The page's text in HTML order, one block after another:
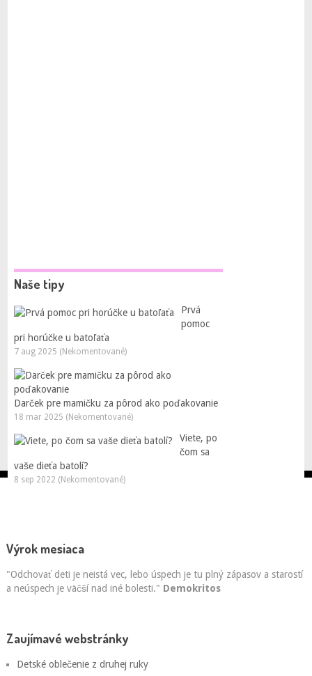
Naše tipy
Prvá
pomoc
pri horúčke u batoľaťa
7 aug 2025 (Nekomentované)
Darček pre mamičku za pôrod ako poďakovanie
18 mar 2025 (Nekomentované)
Viete, po
čom sa
vaše dieťa batolí?
8 sep 2022 (Nekomentované)
Výrok mesiaca
"Odchovať deti je neistá vec, lebo úspech je tu plný zápasov a starostí
a neúspech je väčší nad iné bolesti." Demokritos
Zaujímavé webstránky
Detské oblečenie z druhej ruky